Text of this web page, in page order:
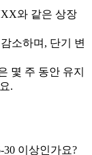
와 같은 상장
소하며, 단기 변
몇 주 동안 유지
.
이상인가요?